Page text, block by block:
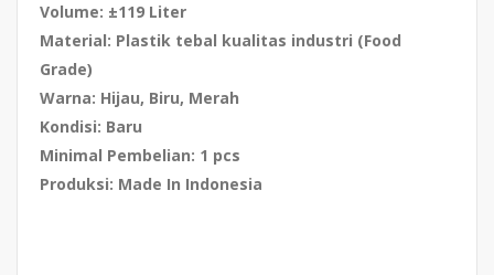
Volume: ±119 Liter
Material: Plastik tebal kualitas industri (Food
Grade)
Warna: Hijau, Biru, Merah
Kondisi: Baru
Minimal Pembelian: 1 pcs
Produksi: Made In Indonesia